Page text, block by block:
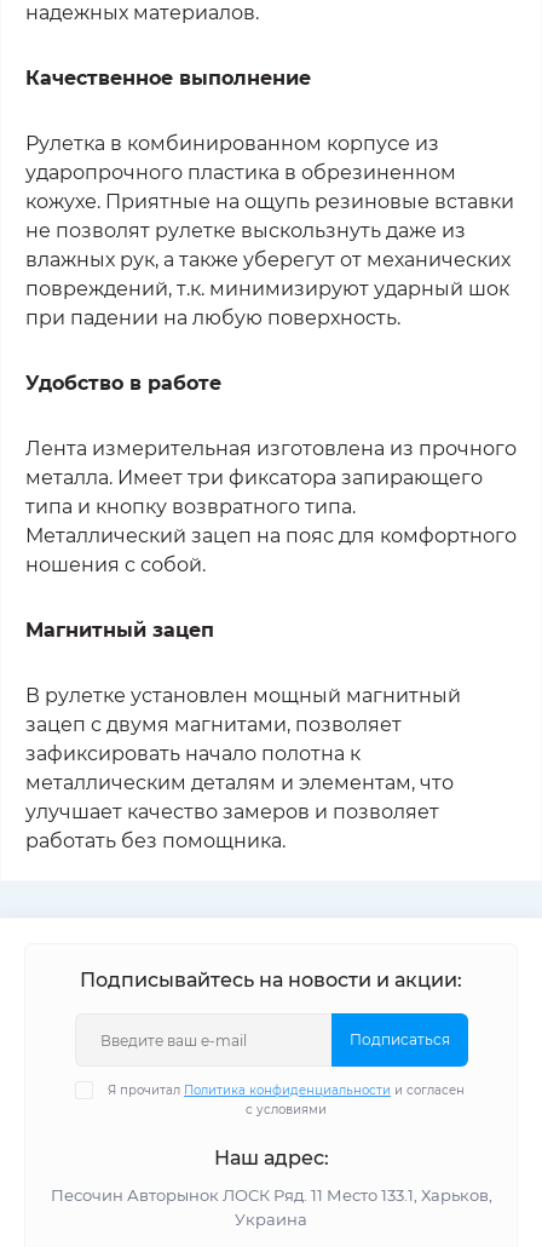
надежных материалов.
Качественное выполнение
Рулетка в комбинированном корпусе из
ударопрочного пластика в обрезиненном
кожухе. Приятные на ощупь резиновые вставки
не позволят рулетке выскользнуть даже из
влажных рук, а также уберегут от механических
повреждений, т.к. минимизируют ударный шок
при падении на любую поверхность.
Удобство в работе
Лента измерительная изготовлена из прочного
металла. Имеет три фиксатора запирающего
типа и кнопку возвратного типа.
Металлический зацеп на пояс для комфортного
ношения с собой.
Магнитный зацеп
В рулетке установлен мощный магнитный
зацеп с двумя магнитами, позволяет
зафиксировать начало полотна к
металлическим деталям и элементам, что
улучшает качество замеров и позволяет
работать без помощника.
Подписывайтесь на новости и акции:
Подписаться
Я прочитал Политика конфиденциальности и согласен
с условиями
Наш адрес:
Песочин Авторынок ЛОСК Ряд. 11 Место 133.1, Харьков,
Украина